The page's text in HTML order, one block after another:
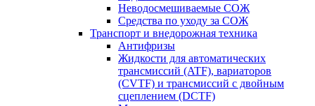
Неводосмешиваемые СОЖ
Средства по уходу за СОЖ
Транспорт и внедорожная техника
Антифризы
Жидкости для автоматических
трансмиссий (ATF), вариаторов
(CVTF) и трансмиссий с двойным
сцеплением (DCTF)